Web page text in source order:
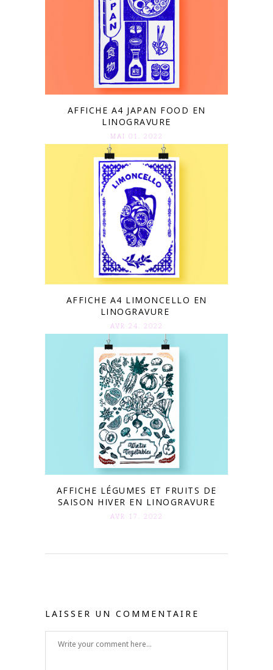
AFFICHE A4 JAPAN FOOD EN
LINOGRAVURE
MAI 01. 2022
AFFICHE A4 LIMONCELLO EN
LINOGRAVURE
AVR 24. 2022
AFFICHE LÉGUMES ET FRUITS DE
SAISON HIVER EN LINOGRAVURE
AVR 17. 2022
LAISSER UN COMMENTAIRE